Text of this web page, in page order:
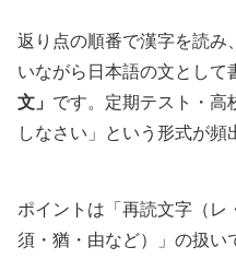
返り点の順番で漢字を読み
いながら日本語の文として
文」 です。定期テスト・高
しなさい」という形式が頻
ポイントは「再読文字（レ
須・猶・由など）」の扱い